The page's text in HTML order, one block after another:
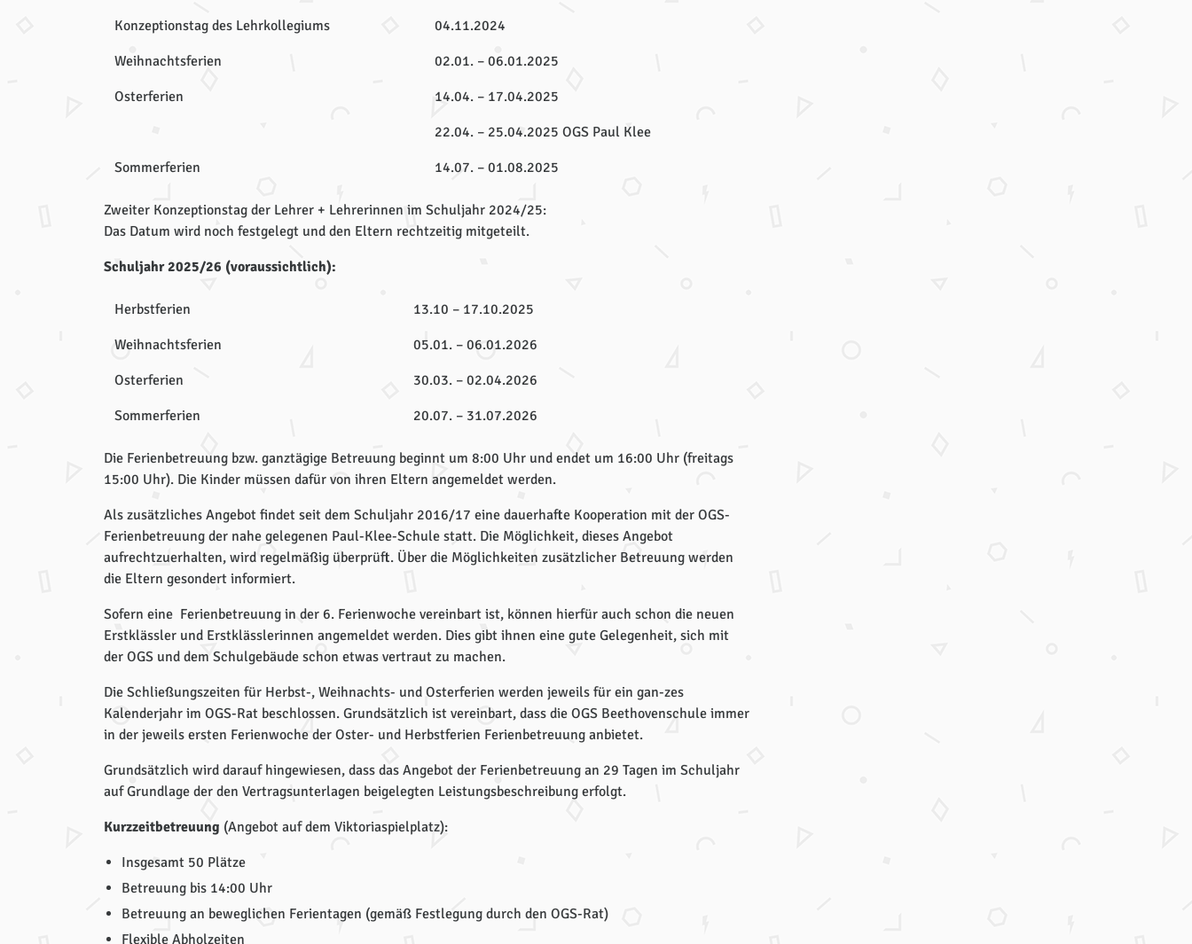
Konzeptionstag des Lehrkollegiums
04.11.2024
Weihnachtsferien
02.01. – 06.01.2025
Osterferien
14.04. – 17.04.2025
22.04. – 25.04.2025 OGS Paul Klee
Sommerferien
14.07. – 01.08.2025
Zweiter Konzeptionstag der Lehrer + Lehrerinnen im Schuljahr 2024/25:
Das Datum wird noch festgelegt und den Eltern rechtzeitig mitgeteilt.
Schuljahr 2025/26 (voraussichtlich):
Herbstferien
13.10 – 17.10.2025
Weihnachtsferien
05.01. – 06.01.2026
Osterferien
30.03. – 02.04.2026
Sommerferien
20.07. – 31.07.2026
Die Ferienbetreuung bzw. ganztägige Betreuung beginnt um 8:00 Uhr und endet um 16:00 Uhr (freitags
15:00 Uhr). Die Kinder müssen dafür von ihren Eltern angemeldet werden.
Als zusätzliches Angebot findet seit dem Schuljahr 2016/17 eine dauerhafte Kooperation mit der OGS-
Ferienbetreuung der nahe gelegenen Paul-Klee-Schule statt. Die Möglichkeit, dieses Angebot
aufrechtzuerhalten, wird regelmäßig überprüft. Über die Möglichkeiten zusätzlicher Betreuung werden
die Eltern gesondert informiert.
Sofern eine Ferienbetreuung in der 6. Ferienwoche vereinbart ist, können hierfür auch schon die neuen
Erstklässler und Erstklässlerinnen angemeldet werden. Dies gibt ihnen eine gute Gelegenheit, sich mit
der OGS und dem Schulgebäude schon etwas vertraut zu machen.
Die Schließungszeiten für Herbst-, Weihnachts- und Osterferien werden jeweils für ein gan-zes
Kalenderjahr im OGS-Rat beschlossen. Grundsätzlich ist vereinbart, dass die OGS Beethovenschule immer
in der jeweils ersten Ferienwoche der Oster- und Herbstferien Ferienbetreuung anbietet.
Grundsätzlich wird darauf hingewiesen, dass das Angebot der Ferienbetreuung an 29 Tagen im Schuljahr
auf Grundlage der den Vertragsunterlagen beigelegten Leistungsbeschreibung erfolgt.
Kurzzeitbetreuung (Angebot auf dem Viktoriaspielplatz):
Insgesamt 50 Plätze
Betreuung bis 14:00 Uhr
Betreuung an beweglichen Ferientagen (gemäß Festlegung durch den OGS-Rat)
Flexible Abholzeiten